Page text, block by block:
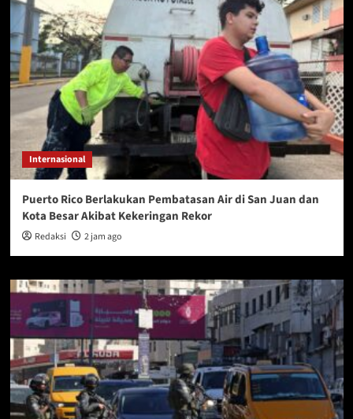
Internasional
Puerto Rico Berlakukan Pembatasan Air di San Juan dan
Kota Besar Akibat Kekeringan Rekor
Redaksi 2 jam ago